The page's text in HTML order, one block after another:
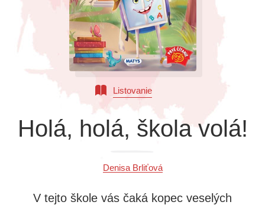
Výchova a pedagogika
Všetky kategórie
Listovanie
Holá, holá, škola volá!
Denisa Brliťová
V tejto škole vás čaká kopec veselých